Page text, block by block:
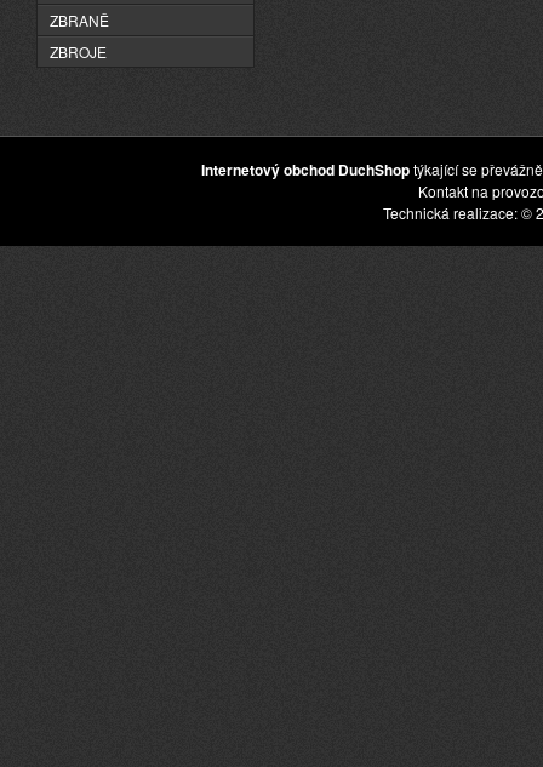
ZBRANĚ
ZBROJE
Internetový obchod DuchShoptýkající se
Kontakt na
Technická realizace: ©